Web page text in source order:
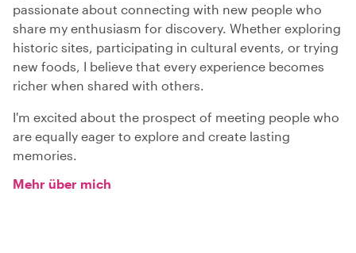
passionate about connecting with new people who
share my enthusiasm for discovery. Whether exploring
historic sites, participating in cultural events, or trying
new foods, I believe that every experience becomes
richer when shared with others.
I'm excited about the prospect of meeting people who
are equally eager to explore and create lasting
memories.
Mehr über mich